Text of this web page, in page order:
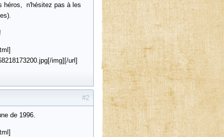
héros, n'hésitez pas à les
img][/url]
#2
de 1996.